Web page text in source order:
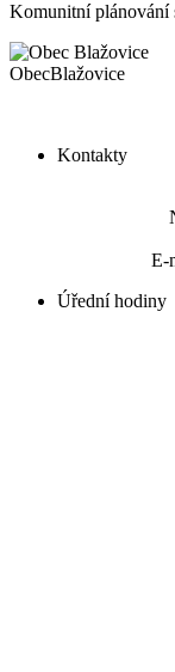
Komunitní plánování
ObecBlažovice
Kontakty
E-
Úřední hodiny